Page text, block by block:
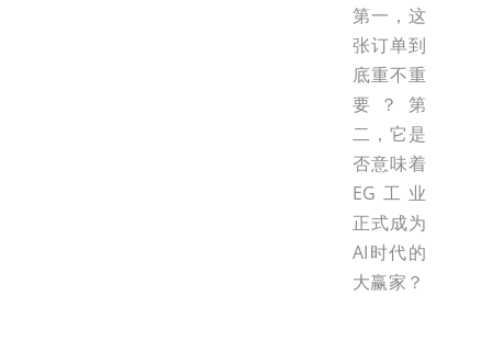
第一，这
张订单到
底重不重
要？第
二，它是
否意味着
EG工业
正式成为
AI时代的
大赢家？